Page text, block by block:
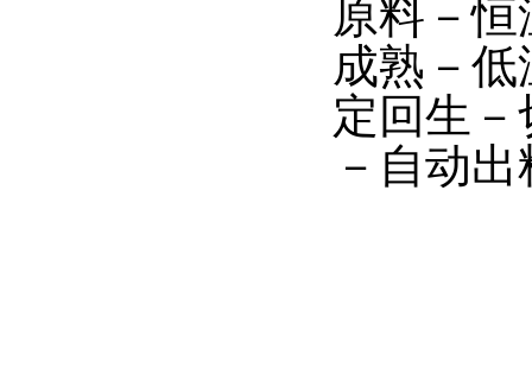
原料－
成熟－
定回生
－自动